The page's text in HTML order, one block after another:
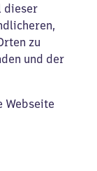
dieser
zu
und der
Webseite